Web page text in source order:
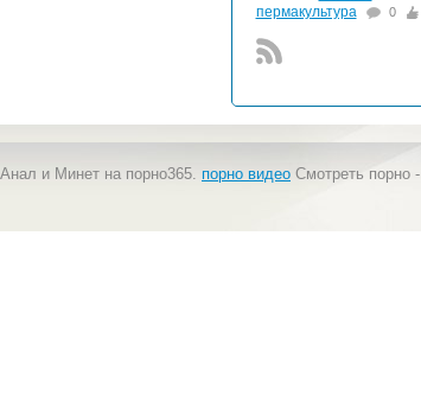
пермакультура
0
Анал и Минет на порно365. порно видео Смотреть порно -